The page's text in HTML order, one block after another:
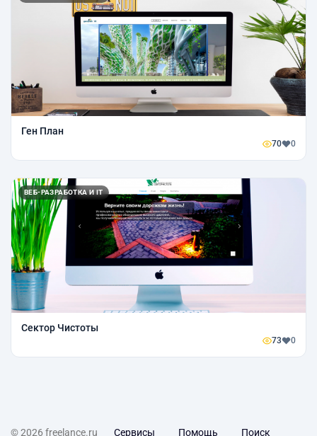
Ген План
70 0
ВЕБ-РАЗРАБОТКА И IT
Сектор Чистоты
73 0
© 2026 freelance.ru Сервисы Помощь Поиск